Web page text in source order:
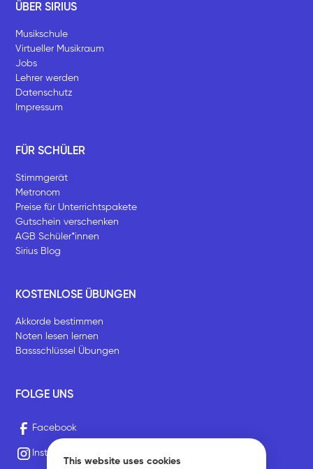
This website uses cookies
ÜBER SIRIUS
Musikschule
Virtueller Musikraum
Jobs
Lehrer werden
Datenschutz
Impressum
FÜR SCHÜLER
Stimmgerät
Metronom
Preise für Unterrichtspakete
Gutschein verschenken
AGB Schüler*innen
Sirius Blog
KOSTENLOSE ÜBUNGEN
Akkorde bestimmen
Noten lesen lernen
Bassschlüssel Übungen
FOLGE UNS
Facebook
Instagram